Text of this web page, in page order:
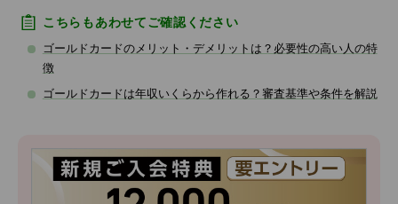
こちらもあわせてご確認ください
ゴールドカードのメリット・デメリットは？必要性の高い人の特
徴
ゴールドカードは年収いくらから作れる？審査基準や条件を解説